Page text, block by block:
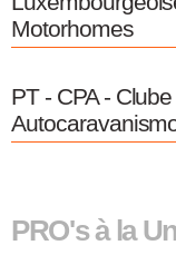
Motorhomes
PT - CPA -
PRO's à la